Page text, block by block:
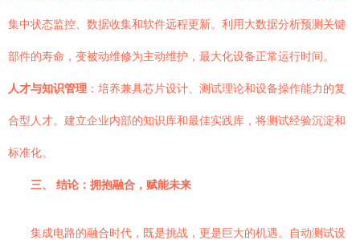
集中状态监控、数据收集和软件远程更新。利用大数据分析预测关键
部件的寿命，变被动维修为主动维护，最大化设备正常运行时间。
人才与知识管理 ：培养兼具芯片设计、测试理论和设备操作能力的复
合型人才。建立企业内部的知识库和最佳实践库，将测试经验沉淀和
标准化。
三、 结论：拥抱融合，赋能未来
集成电路的融合时代，既是挑战，更是巨大的机遇。自动测试设